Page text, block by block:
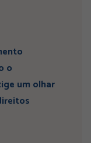
o
um olhar